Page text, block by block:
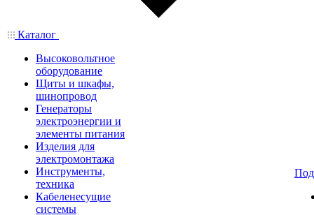
Каталог
Высоковольтное
оборудование
Щиты и шкафы,
шинопровод
Генераторы
электроэнергии и
элементы питания
Изделия для
электромонтажа
Инструменты,
техника
Кабеленесущие
системы